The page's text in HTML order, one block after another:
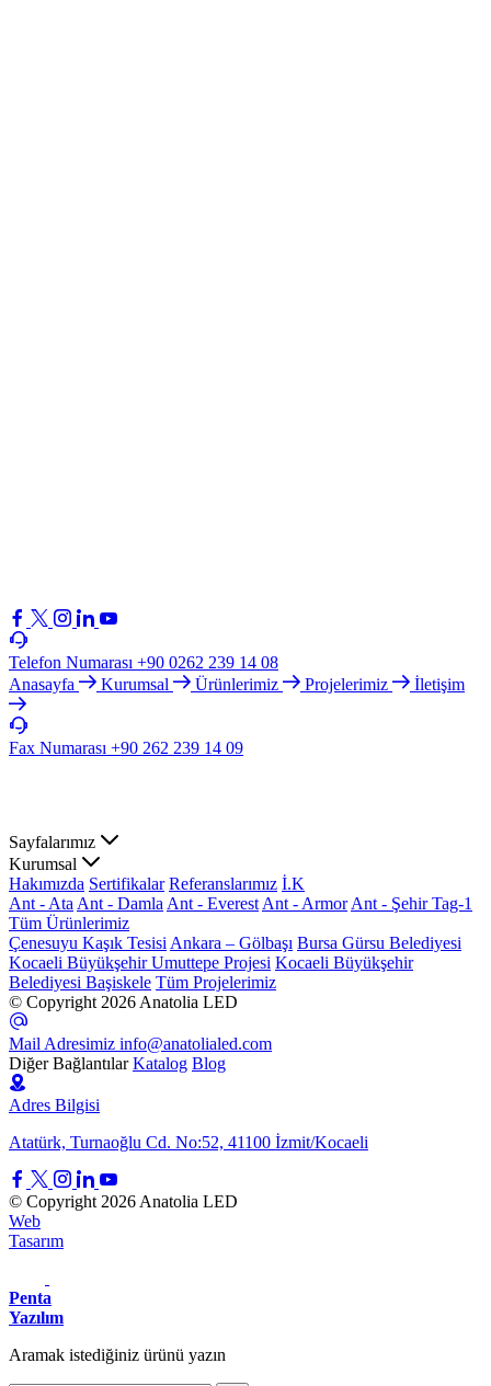
Telefon Numarası +90 0262 239 14 08
Anasayfa
Kurumsal Ürünlerimiz Projelerimiz İletişim
Fax Numarası +90 262 239 14 09
Sayfalarımız
Kurumsal
Hakımızda Sertifikalar Referanslarımız İ.K
Ant - Ata Ant - Damla Ant - Everest Ant - Armor Ant - Şehir Tag-1
Tüm Ürünlerimiz
Çenesuyu Kaşık Tesisi Ankara – Gölbaşı Bursa Gürsu Belediyesi
Kocaeli Büyükşehir Umuttepe Projesi Kocaeli Büyükşehir
Belediyesi Başiskele Tüm Projelerimiz
© Copyright 2026 Anatolia LED
Mail Adresimiz info@anatolialed.com
Diğer Bağlantılar Katalog Blog
Adres Bilgisi
Atatürk, Turnaoğlu Cd. No:52, 41100 İzmit/Kocaeli
© Copyright 2026 Anatolia LED
Web
Tasarım
Penta
Yazılım
Aramak istediğiniz ürünü yazın